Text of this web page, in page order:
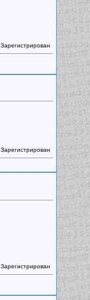
Зарегистрирован
Зарегистрирован
Зарегистрирован